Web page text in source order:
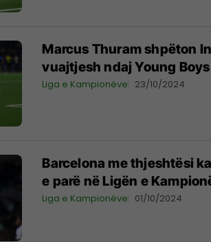
Marcus Thuram shpëton
vuajtjesh ndaj Young Boys
Liga e Kampionëve 23/10/2024
Barcelona me thjeshtësi
e parë në Ligën e
Liga e Kampionëve 01/10/2024